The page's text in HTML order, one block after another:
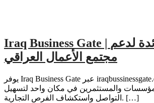
Iraq Business Gate | منصة رائدة لدعم
مجتمع الأعمال العراقي
يوفر Iraq Business Gate عبر iraqbussinessgate.com منصة متخصصة
والمستثمرين في مكان واحد لتسهيل
التواصل واستكشاف الفرص التجارية. […]